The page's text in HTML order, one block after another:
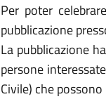
Per poter
pubblicazione
La pubblicazione
persone
Civile) che